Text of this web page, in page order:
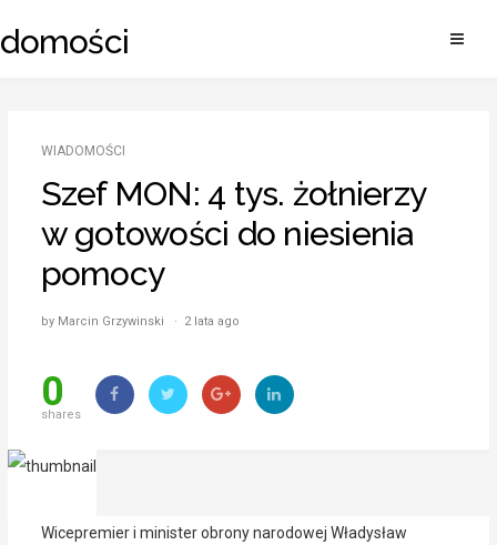
to
WIADOMOŚCI
Szef MON: 4 tys. żołnierzy
w gotowości do niesienia
pomocy
by Marcin Grzywinski · 2 lata ago
0
shares
Wicepremier i minister obrony narodowej Władysław